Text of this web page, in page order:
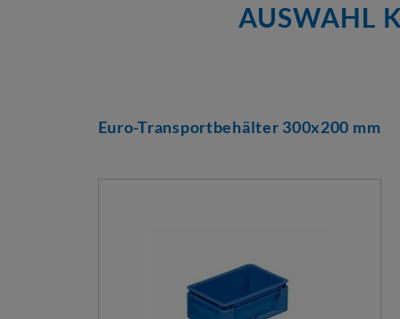
AUSWAHL
Euro-Transportbehälter 300x200 mm